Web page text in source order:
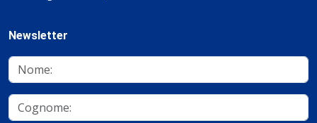
Newsletter